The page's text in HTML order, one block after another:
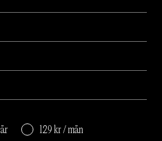
129 kr / mån